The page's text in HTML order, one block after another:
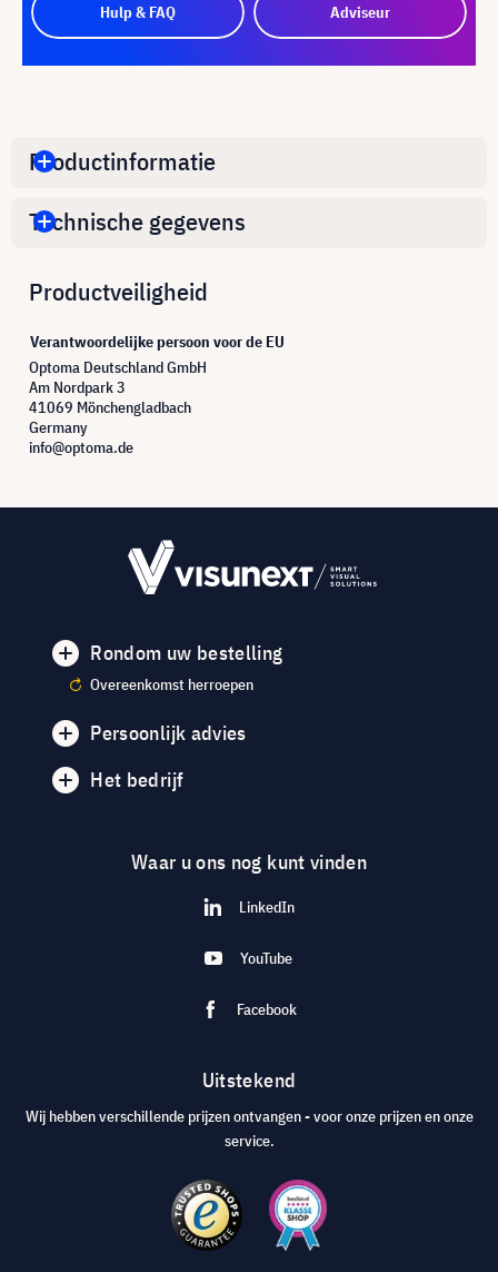
Hulp & FAQ Adviseur
Productinformatie
Technische gegevens
Productveiligheid
Verantwoordelijke persoon voor de EU
Optoma Deutschland GmbH
Am Nordpark 3
41069 Mönchengladbach
Germany
info@optoma.de
Rondom uw bestelling
Overeenkomst herroepen
Persoonlijk advies
Het bedrijf
Waar u ons nog kunt vinden
LinkedIn
YouTube
Facebook
Uitstekend
Wij hebben verschillende prijzen ontvangen - voor onze prijzen en onze
service.